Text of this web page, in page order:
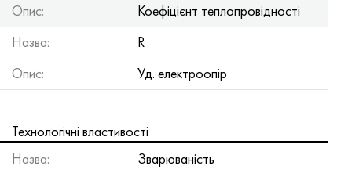
Опис:
Коефіцієнт теплопровідності
Назва:
R
Опис:
Уд. електроопір
Технологічні властивості
Назва:
Зварюваність